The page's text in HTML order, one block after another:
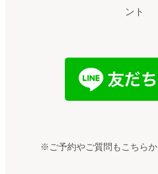
ント
※ご予約やご質問もこちら